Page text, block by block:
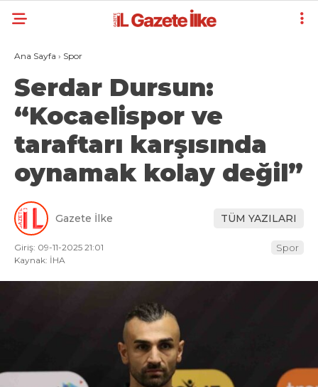
Ana Sayfa › Spor
Serdar Dursun:
“Kocaelispor ve
taraftarı karşısında
oynamak kolay değil”
Gazete İlke TÜM YAZILARI
Giriş: 09-11-2025 21:01
Kaynak: İHA
Spor